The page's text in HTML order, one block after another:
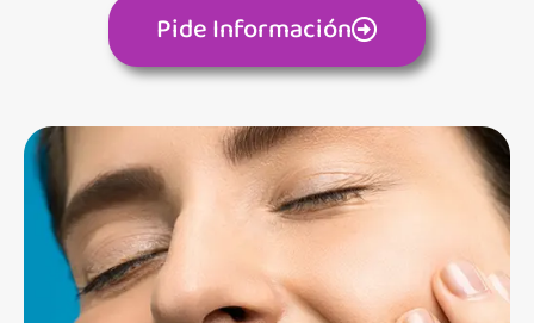
Pide Información